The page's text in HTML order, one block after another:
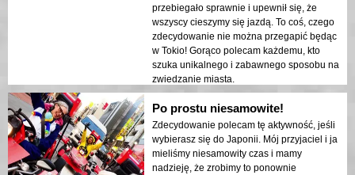
przebiegało sprawnie i upewnił się, że
wszyscy cieszymy się jazdą. To coś, czego
zdecydowanie nie można przegapić będąc
w Tokio! Gorąco polecam każdemu, kto
szuka unikalnego i zabawnego sposobu na
zwiedzanie miasta.
Po prostu niesamowite!
Zdecydowanie polecam tę aktywność, jeśli
wybierasz się do Japonii. Mój przyjaciel i ja
mieliśmy niesamowity czas i mamy
nadzieję, że zrobimy to ponownie